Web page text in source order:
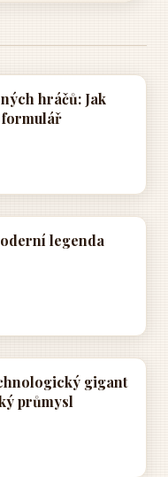
hráčů: Jak
formulář
legenda
gigant
průmysl